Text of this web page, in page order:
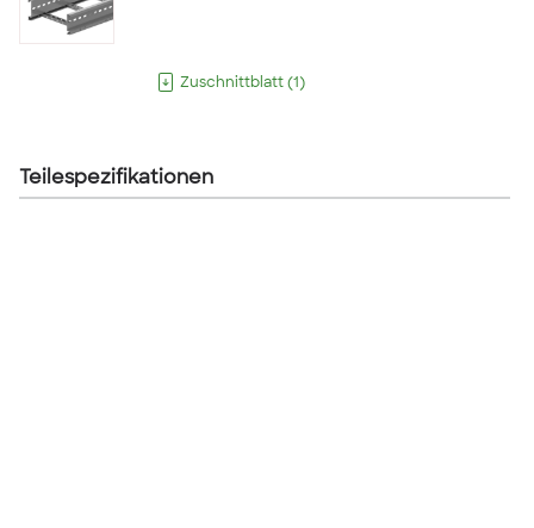
Zuschnittblatt (1 )
Teilespezifikationen